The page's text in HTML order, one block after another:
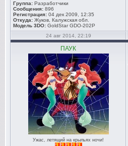
Группа: Разработчики
Сообщения: 896
Регистрация: 04 дек 2009, 12:35
Откуда: Жуков, Калужская обл.
Модель 3DO: GoldStar GDO-202P
24 авг 2014, 22:19
ПАУК
Ужас, летящий на крыльях ночи!